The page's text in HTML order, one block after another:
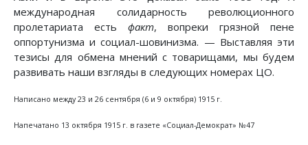
международная солидарность революционного
пролетариата есть факт, вопреки грязной пене
оппортунизма и социал-шовинизма. — Выставляя эти
тезисы для обмена мнений с товарищами, мы будем
развивать наши взгляды в следующих номерах ЦО.
Написано между 23 и 26 сентября (6 и 9 октября) 1915 г.
Напечатано 13 октября 1915 г. в газете «Социал-Демократ» №47